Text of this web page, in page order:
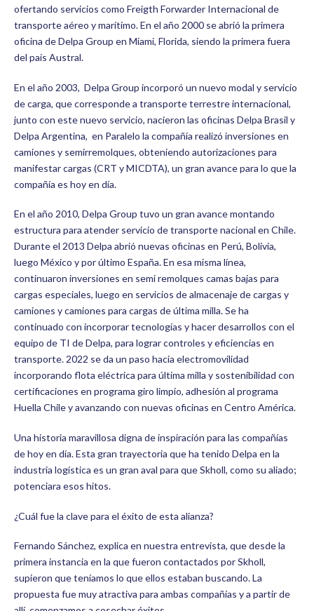
ofertando servicios como Freigth Forwarder Internacional de
transporte aéreo y marítimo. En el año 2000 se abrió la primera
oficina de Delpa Group en Miami, Florida, siendo la primera fuera
del país Austral.
En el año 2003, Delpa Group incorporó un nuevo modal y servicio
de carga, que corresponde a transporte terrestre internacional,
junto con este nuevo servicio, nacieron las oficinas Delpa Brasil y
Delpa Argentina, en Paralelo la compañía realizó inversiones en
camiones y semirremolques, obteniendo autorizaciones para
manifestar cargas (CRT y MICDTA), un gran avance para lo que la
compañía es hoy en día.
En el año 2010, Delpa Group tuvo un gran avance montando
estructura para atender servicio de transporte nacional en Chile.
Durante el 2013 Delpa abrió nuevas oficinas en Perú, Bolivia,
luego México y por último España. En esa misma línea,
continuaron inversiones en semi remolques camas bajas para
cargas especiales, luego en servicios de almacenaje de cargas y
camiones y camiones para cargas de última milla. Se ha
continuado con incorporar tecnologías y hacer desarrollos con el
equipo de TI de Delpa, para lograr controles y eficiencias en
transporte. 2022 se da un paso hacia electromovilidad
incorporando flota eléctrica para última milla y sostenibilidad con
certificaciones en programa giro limpio, adhesión al programa
Huella Chile y avanzando con nuevas oficinas en Centro América.
Una historia maravillosa digna de inspiración para las compañías
de hoy en día. Esta gran trayectoria que ha tenido Delpa en la
industria logística es un gran aval para que Skholl, como su aliado;
potenciara esos hitos.
¿Cuál fue la clave para el éxito de esta alianza?
Fernando Sánchez, explica en nuestra entrevista, que desde la
primera instancia en la que fueron contactados por Skholl,
supieron que teníamos lo que ellos estaban buscando. La
propuesta fue muy atractiva para ambas compañías y a partir de